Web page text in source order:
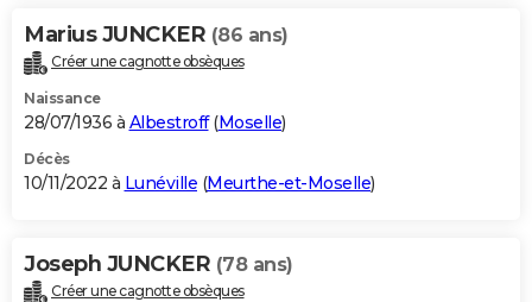
Marius JUNCKER (86 ans)
Créer une cagnotte obsèques
Naissance
28/07/1936 à Albestroff(Moselle)
Décès
10/11/2022 à Lunéville (Meurthe-et-Moselle)
Joseph JUNCKER (78 ans)
Créer une cagnotte obsèques